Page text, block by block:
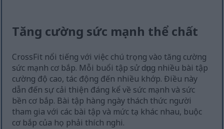
Tăng cường sức mạnh thể chất
CrossFit nổi tiếng với việc chú trọng vào tăng cường
sức mạnh cơ bắp. Mỗi buổi tập sử dụng nhiều bài tập
cường độ cao, tác động đến nhiều khớp. Điều này
dẫn đến sự cải thiện đáng kể về sức mạnh và sức
bền cơ bắp. Bài tập hàng ngày thách thức người
tham gia với các bài tập và mức tạ khác nhau, buộc
cơ bắp của họ phải thích nghi.